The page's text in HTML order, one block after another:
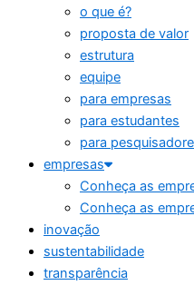
o que é?
proposta de valor
estrutura
equipe
para empresas
para estudantes
para
empresas
Conheça as
Conheça as
inovação
sustentabilidade
transparência